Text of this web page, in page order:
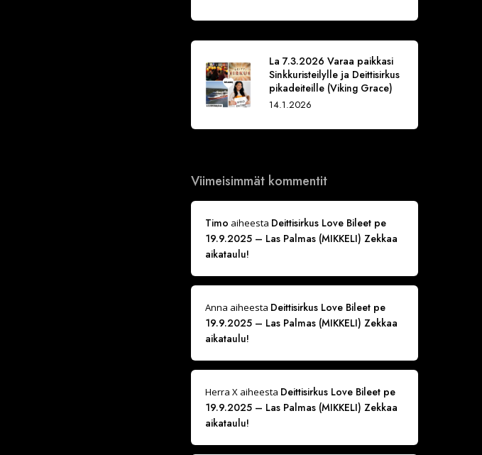
La 7.3.2026 Varaa paikkasi
Sinkkuristeilylle ja Deittisirkus
pikadeiteille (Viking Grace)
14.1.2026
Viimeisimmät kommentit
Timo aiheesta Deittisirkus Love Bileet pe
19.9.2025 – Las Palmas (MIKKELI) Zekkaa
aikataulu!
Anna aiheesta Deittisirkus Love Bileet pe
19.9.2025 – Las Palmas (MIKKELI) Zekkaa
aikataulu!
Herra Xaiheesta Deittisirkus Love Bileet pe
19.9.2025 – Las Palmas (MIKKELI) Zekkaa
aikataulu!